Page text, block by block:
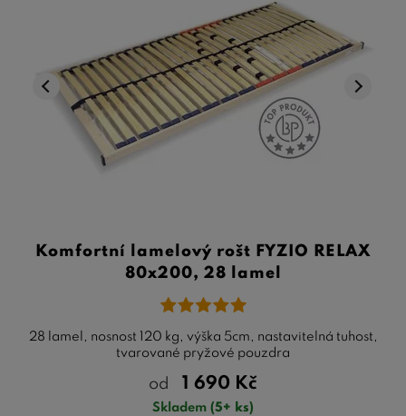
Komfortní lamelový rošt FYZIO RELAX
80x200, 28 lamel
28 lamel, nosnost 120 kg, výška 5cm, nastavitelná tuhost,
tvarované pryžové pouzdra
od 1 690 Kč
Skladem (5+ ks)